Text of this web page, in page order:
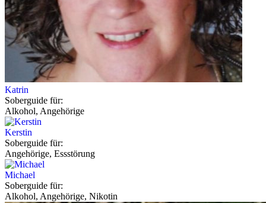
Katrin
Soberguide für:
Alkohol, Angehörige
Kerstin
Soberguide für:
Angehörige, Essstörung
Michael
Soberguide für:
Alkohol, Angehörige, Nikotin